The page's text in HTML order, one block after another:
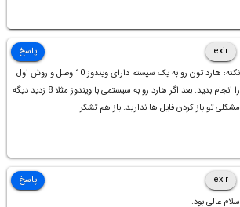
exir
نکته: هارد تون رو به یک سیستم دارای ویندوز 10 وصل و روش اول
را انجام بدید. بعد اگر هارد رو به سیستمی با ویندوز مثلا 8 زدید دیگه
مشکلی تو باز کردن فایل ها ندارید. باز هم تشکر
پاسخ
exir
سلام عالی بود.
پاسخ